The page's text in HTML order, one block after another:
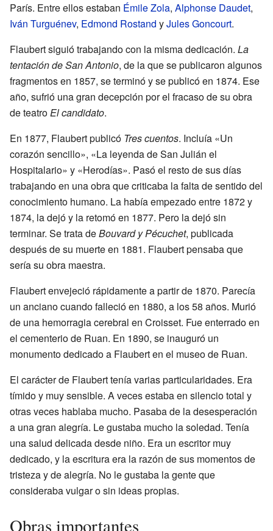
París. Entre ellos estaban Émile Zola, Alphonse Daudet,
Iván Turguénev, Edmond Rostand yJules Goncourt.
Flaubert siguió trabajando con la misma dedicación. La
tentación de San Antonio, de la que se publicaron algunos
fragmentos en 1857, se terminó y se publicó en 1874. Ese
año, sufrió una gran decepción por el fracaso de su obra
de teatroEl candidato.
En 1877, Flaubert publicó Tres cuentos. Incluía «Un
corazón sencillo», «La leyenda de San Julián el
Hospitalario» y «Herodías». Pasó el resto de sus días
trabajando en una obra que criticaba la falta de sentido del
conocimiento humano. La había empezado entre 1872 y
1874, la dejó y la retomó en 1877. Pero la dejó sin
terminar. Se trata deBouvard y Pécuchet, publicada
después de su muerte en 1881. Flaubert pensaba que
sería su obra maestra.
Flaubert envejeció rápidamente a partir de 1870. Parecía
un anciano cuando falleció en 1880, a los 58 años. Murió
de una hemorragia cerebral en Croisset. Fue enterrado en
el cementerio de Ruan. En 1890, se inauguró un
monumento dedicado a Flaubert en el museo de Ruan.
El carácter de Flaubert tenía varias particularidades. Era
tímido y muy sensible. A veces estaba en silencio total y
otras veces hablaba mucho. Pasaba de la desesperación
a una gran alegría. Le gustaba mucho la soledad. Tenía
una salud delicada desde niño. Era un escritor muy
dedicado, y la escritura era la razón de sus momentos de
tristeza y de alegría. No le gustaba la gente que
consideraba vulgar o sin ideas propias.
Obras importantes